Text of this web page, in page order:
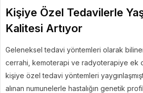
Kişiye Özel Tedavilerle
Kalitesi Artıyor
Geleneksel tedavi yöntemleri olarak
cerrahi, kemoterapi ve radyoterapiye ek
kişiye özel tedavi yöntemleri
alınan numunelerle hastalığın genetik